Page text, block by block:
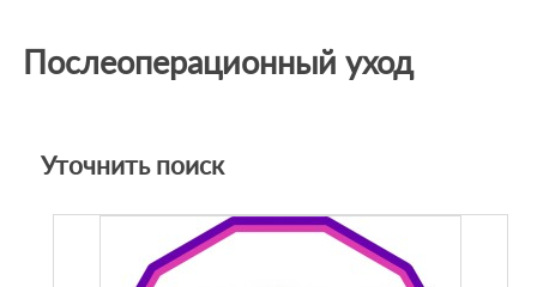
Послеоперационный уход
Уточнить поиск